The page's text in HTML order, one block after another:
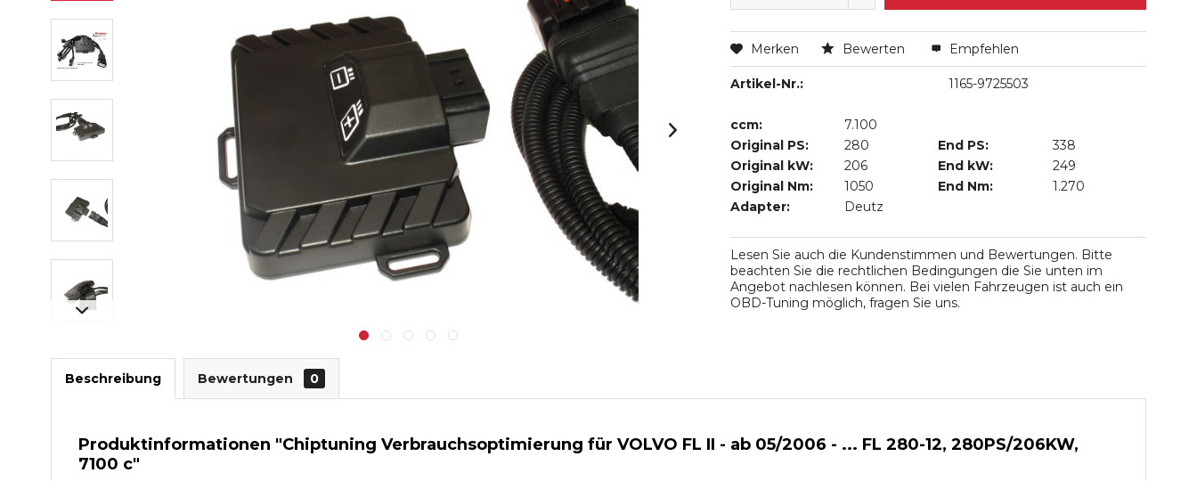
Merken Bewerten Empfehlen
Artikel-Nr.: 1165-9725503
ccm:
7.100
Original PS:
280 End PS:
338
Original kW:
206 End kW:
249
Original Nm:
1050 End Nm:
1.270
Adapter:
Deutz
Lesen Sie auch die Kundenstimmen und Bewertungen. Bitte
beachten Sie die rechtlichen Bedingungen die Sie unten im
Angebot nachlesen können. Bei vielen Fahrzeugen ist auch ein
OBD-Tuning möglich, fragen Sie uns.
Beschreibung Bewertungen 0
Produktinformationen "Chiptuning Verbrauchsoptimierung für VOLVO FL II - ab 05/2006 - ... FL 280-12, 280PS/206KW,
7100 c"